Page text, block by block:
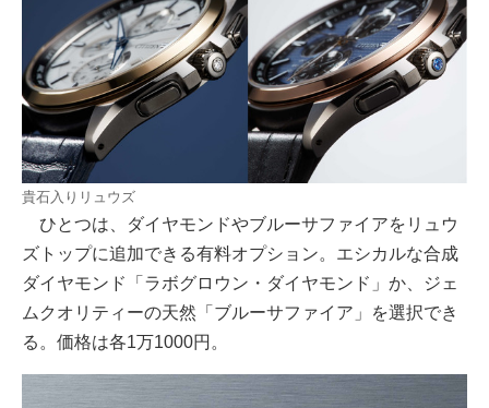
貴石入りリュウズ
ひとつは、ダイヤモンドやブルーサファイアをリュウ
ズトップに追加できる有料オプション。エシカルな合成
ダイヤモンド「ラボグロウン・ダイヤモンド」か、ジェ
ムクオリティーの天然「ブルーサファイア」を選択でき
る。価格は各1万1000円。